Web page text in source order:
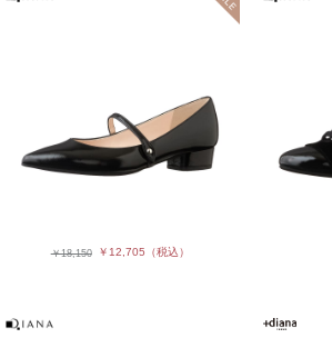
￥18,150 ￥12,705 （税込）